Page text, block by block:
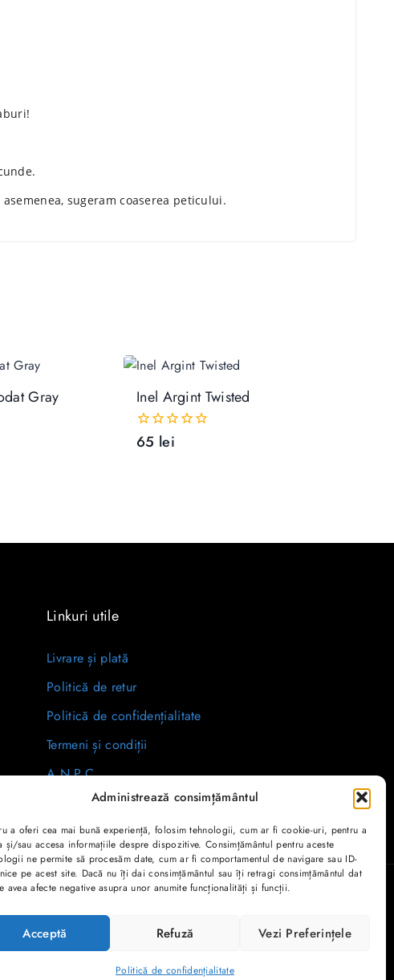
Administrează consimțământul
a oferi cea mai bună experiență, folosim tehnologii, cum ar fi cookie-uri, pentru a
și/sau accesa informațiile despre dispozitive. Consimțământul pentru aceste
ne permite să procesăm date, cum ar fi comportamentul de navigare sau ID-
pe acest site. Dacă nu îți dai consimțământul sau îți retragi consimțământul dat
avea afecte negative asupra unor anumite funcționalități și funcții.
Acceptă Refuză Vezi Preferințele
Politică de confidențialitate
sugeram coaserea peticului.
Gray Inel Argint Twisted
0
65 lei
Linkuri utile
Livrare și plată
Politică de retur
Politică de confidențialitate
Termeni și condiții
A.N.P.C.